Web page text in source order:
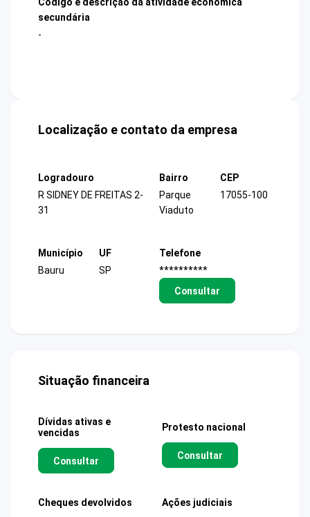
secundária
-
Localização e contato da empresa
Logradouro
R SIDNEY DE FREITAS 2-
31
Bairro
Parque
Viaduto
CEP
17055-100
Município
Bauru
UF
SP
Telefone
**********
Consultar
Situação financeira
Dívidas ativas e
vencidas
Consultar
Protesto nacional
Consultar
Cheques devolvidos Ações judiciais